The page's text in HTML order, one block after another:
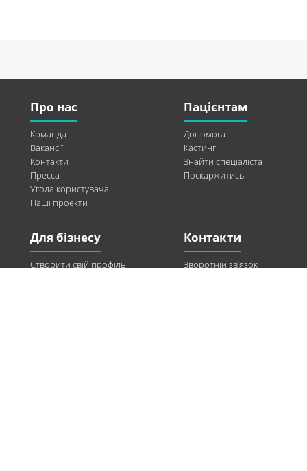
Про нас
Команда
Вакансії
Контакти
Пресса
Угода користувача
Наші проекти
Пацієнтам
Допомога
Кастинг
Знайти спеціаліста
Поскаржитись
Для бізнесу
Створити свій профіль
Контакти
Зворотній зв’язок